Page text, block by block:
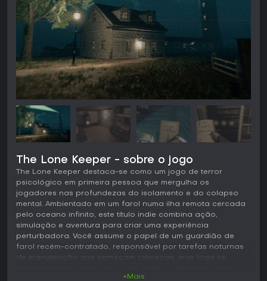
The Lone Keeper - sobre o jogo
The Lone Keeper destaca-se como um jogo de terror
psicológico em primeira pessoa que mergulha os
jogadores nas profundezas do isolamento e do colapso
mental. Ambientado em um farol numa ilha remota cercada
pelo oceano infinito, este título indie combina ação,
simulação e aventura para criar uma experiência
perturbadora. Você assume o papel de um guardião de
farol recém-contratado, responsável por tarefas noturnas
de manutenção que começam rotineiras, mas logo se
o jogo se inspira em fenômenos psicológicos reais,
+Mais